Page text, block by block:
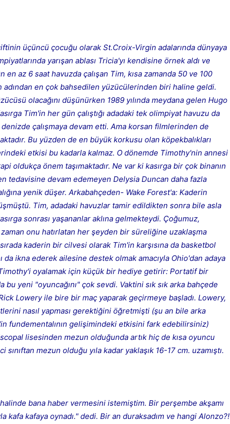
üçüncü çocuğu olarak St.Croix-Virgin adalarında dünyaya
yarışan ablası Tricia'yı kendisine örnek aldı ve
en az 6 saat havuzda çalışan Tim, kısa zamanda 50 ve 100
adından en çok bahsedilen yüzücülerinden biri haline geldi.
olacağını düşünürken 1989 yılında meydana gelen Hugo
Tim'in her gün çalıştığı adadaki tek olimpiyat havuzu da
çalışmaya devam etti. Ama korsan filmlerinden de
Bu yüzden de en büyük korkusu olan köpekbalıkları
etkisi bu kadarla kalmaz. O dönemde Timothy'nin annesi
oldukça önem taşımaktadır. Ne var ki kasırga bir çok binanın
tedavisine devam edemeyen Delysia Duncan daha fazla
yenik düşer. Arkabahçeden- Wake Forest'a: Kaderin
Tim, adadaki havuzlar tamir edildikten sonra bile asla
sonrası yaşananlar aklına gelmekteydi. Çoğumuz,
onu hatırlatan her şeyden bir süreliğine uzaklaşma
kaderin bir cilvesi olarak Tim'in karşısına da basketbol
da ikna ederek ailesine destek olmak amacıyla Ohio'dan adaya
oyalamak için küçük bir hediye getirir: Portatif bir
yeni "oyuncağını" çok sevdi. Vaktini sık sık arka bahçede
Lowery ile bire bir maç yaparak geçirmeye başladı. Lowery,
nasıl yapması gerektiğini öğretmişti (şu an bile arka
fundementalının gelişimindeki etkisini fark edebilirsiniz)
lisesinden mezun olduğunda artık hiç de kısa oyuncu
mezun olduğu yıla kadar yaklaşık 16-17 cm. uzamıştı.
bana haber vermesini istemiştim. Bir perşembe akşamı
kafaya oynadı." dedi. Bir an duraksadım ve hangi Alonzo?!